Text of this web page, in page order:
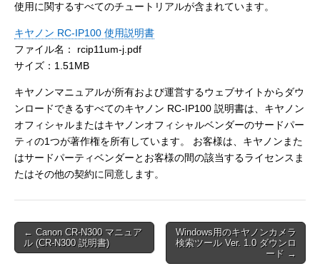
使用に関するすべてのチュートリアルが含まれています。
キヤノン RC-IP100 使用説明書
ファイル名： rcip11um-j.pdf
サイズ：1.51MB
キヤノンマニュアルが所有および運営するウェブサイトからダウ
ンロードできるすべてのキヤノン RC-IP100 説明書は、キヤノン
オフィシャルまたはキヤノンオフィシャルベンダーのサードパー
ティの1つが著作権を所有しています。 お客様は、キヤノンまた
はサードパーティベンダーとお客様の間の該当するライセンスま
たはその他の契約に同意します。
Post
navigation
← Canon CR-N300 マニュア
ル (CR-N300 説明書)
Windows用のキヤノンカメラ
検索ツール Ver. 1.0 ダウンロ
ード →